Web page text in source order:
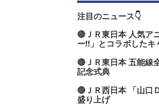
注目のニュース👇
🔴ＪＲ東日本 人気ア
ー‼」とコラボしたキ
🔴ＪＲ東日本 五能線
記念式典
🔴ＪＲ西日本 「山口
盛り上げ